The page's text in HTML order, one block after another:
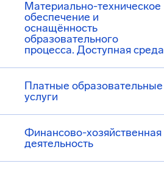
Материально-техническое
обеспечение и
оснащённость
образовательного
процесса. Доступная среда
Платные образовательные
услуги
Финансово-хозяйственная
деятельность